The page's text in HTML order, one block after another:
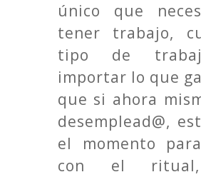
único que
tener trabajo,
tipo de
importar lo que
que si ahora
desemplead@,
el momento
con el